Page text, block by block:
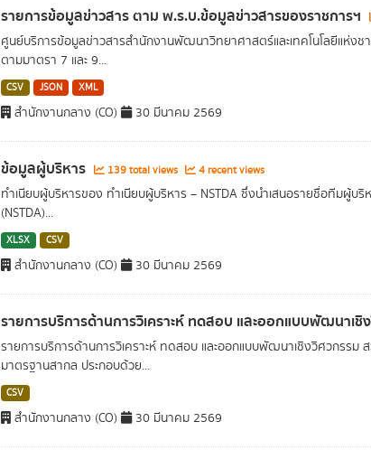
รายการข้อมูลข่าวสาร ตาม พ.ร.บ.ข้อมูลข่าวสารของราชการฯ
ศูนย์บริการข้อมูลข่าวสารสำนักงานพัฒนาวิทยาศาสตร์และเทคโนโลยีแห่
ตามมาตรา 7 และ 9...
CSV JSON XML
สำนักงานกลาง (CO) 30 มีนาคม 2569
ข้อมูลผู้บริหาร 139 total views 4 recent views
ทำเนียบผู้บริหารของ ทำเนียบผู้บริหาร – NSTDA ซึ่งนำเสนอรายชื่อทีมผู้
(NSTDA)...
XLSX CSV
สำนักงานกลาง (CO) 30 มีนาคม 2569
รายการบริการด้านการวิเคราะห์ ทดสอบ และออกแบบพัฒนาเชิ
รายการบริการด้านการวิเคราะห์ ทดสอบ และออกแบบพัฒนาเชิงวิศวกรรม
มาตรฐานสากล ประกอบด้วย...
CSV
สำนักงานกลาง (CO) 30 มีนาคม 2569